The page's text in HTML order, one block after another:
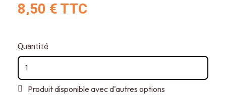
8,50 € TTC
Quantité
Produit disponible avec d'autres options